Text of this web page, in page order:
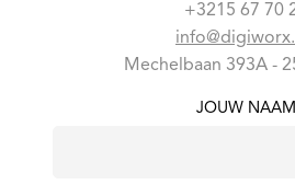
+3215 67 70
Mechelbaan 393A -
JOUW NAAM